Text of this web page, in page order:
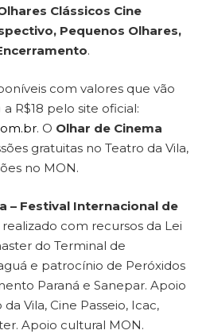
Clássicos Cine
Pequenos Olhares,
.
com valores que vão
R$18 pelo site oficial:
. O Olhar de Cinema
gratuitas no Teatro da Vila,
no MON.
– Festival Internacional de
com recursos da Lei
do Terminal de
e patrocínio de Peróxidos
Paraná e Sanepar. Apoio
Vila, Cine Passeio, Icac,
Apoio cultural MON.